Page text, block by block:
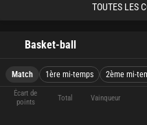
TOUTES LES
Basket-ball
Match 1ère mi-temps 2ème mi-
Écart de
points
Total Vainqueur